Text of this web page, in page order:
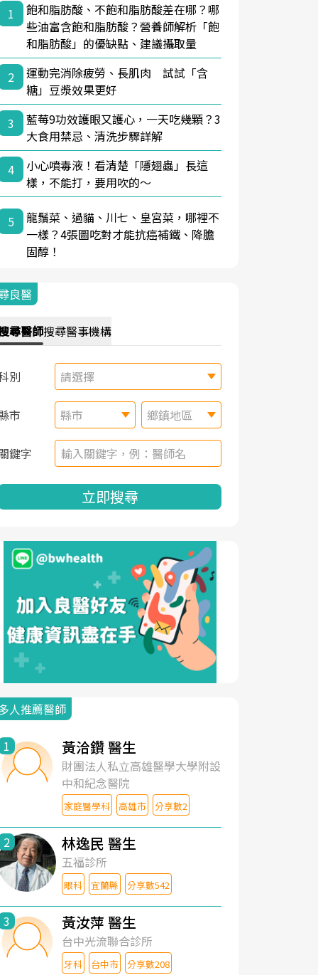
1
飽和脂肪酸、不飽和脂肪酸差在哪？哪
些油富含飽和脂肪酸？營養師解析「飽
和脂肪酸」的優缺點、建議攝取量
2
運動完消除疲勞、長肌肉 試試「含
糖」豆漿效果更好
3
藍莓9功效護眼又護心，一天吃幾顆？3
大食用禁忌、清洗步驟詳解
4
小心噴毒液！看清楚「隱翅蟲」長這
樣，不能打，要用吹的～
5
龍鬚菜、過貓、川七、皇宮菜，哪裡不
一樣？4張圖吃對才能抗癌補鐵、降膽
固醇！
良醫
尋醫師搜尋醫事機構
別 請選擇
市 縣市 鄉鎮地區
鍵字
立即搜尋
人推薦醫師
1 黃洽鑽 醫生
財團法人私立高雄醫學大學附設
中和紀念醫院
家庭醫學科 高雄市 分享數2
2 林逸民 醫生
五福診所
眼科 宜蘭縣 分享數542
3 黃汝萍 醫生
台中光流聯合診所
牙科 台中市 分享數208